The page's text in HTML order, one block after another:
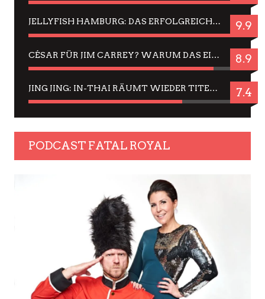
JELLYFISH HAMBURG: DAS ERFOLGREICHE SOMMER-MENÜ 2025 IN GEFÜHLEN UND BILDERN 9.9
CÉSAR FÜR JIM CARREY? WARUM DAS EINER DER NERVIGSTEN ACTORS IST UND BLEIBT 8.9
JING JING: IN-THAI RÄUMT WIEDER TITEL AB – EIN ZWEI-STUNDEN-ERLEBNISBERICHT 7.4
PODCAST FATAL ROYAL